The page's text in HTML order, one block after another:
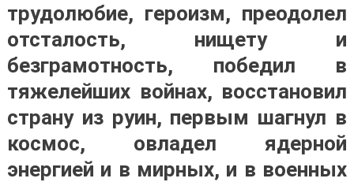
трудолюбие, героизм, преодолел
отсталость, нищету и
безграмотность, победил в
тяжелейших войнах, восстановил
страну из руин, первым шагнул в
космос, овладел ядерной
энергией и в мирных, и в военных